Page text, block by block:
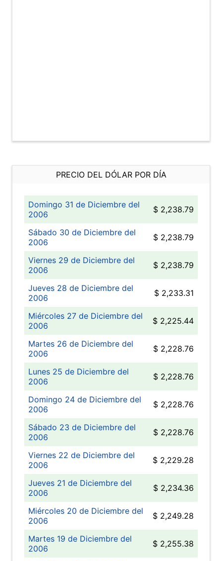
PRECIO DEL DÓLAR POR DÍA
Domingo 31 de Diciembre del
2006
$ 2,238.79
Sábado 30 de Diciembre del
2006
$ 2,238.79
Viernes 29 de Diciembre del
2006
$ 2,238.79
Jueves 28 de Diciembre del
2006
$ 2,233.31
Miércoles 27 de Diciembre del
2006
$ 2,225.44
Martes 26 de Diciembre del
2006
$ 2,228.76
Lunes 25 de Diciembre del
2006
$ 2,228.76
Domingo 24 de Diciembre del
2006
$ 2,228.76
Sábado 23 de Diciembre del
2006
$ 2,228.76
Viernes 22 de Diciembre del
2006
$ 2,229.28
Jueves 21 de Diciembre del
2006
$ 2,234.36
Miércoles 20 de Diciembre del
2006
$ 2,249.28
Martes 19 de Diciembre del
2006
$ 2,255.38